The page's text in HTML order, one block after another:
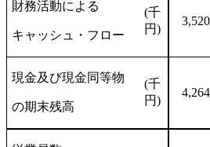
財務活動による
キャッシュ・フロー
(千
円)
現金及び現金同等物
の期末残高
(千
円)